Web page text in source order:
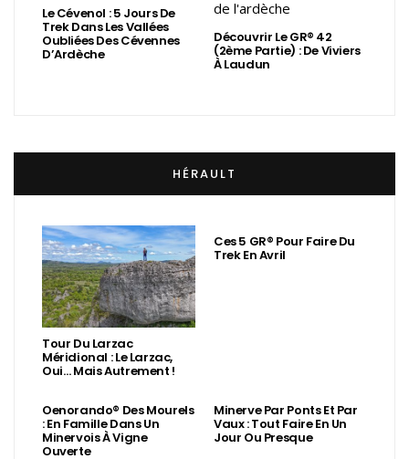
Le Cévenol : 5 Jours De
Trek Dans Les Vallées
Oubliées Des Cévennes
D’Ardèche
Découvrir Le GR® 42
(2ème Partie) : De Viviers
À Laudun
HÉRAULT
Tour Du Larzac
Méridional : Le Larzac,
Oui… Mais Autrement !
Ces 5 GR® Pour Faire Du
Trek En Avril
Oenorando® Des Mourels
: En Famille Dans Un
Minervois À Vigne
Ouverte
Minerve Par Ponts Et Par
Vaux : Tout Faire En Un
Jour Ou Presque